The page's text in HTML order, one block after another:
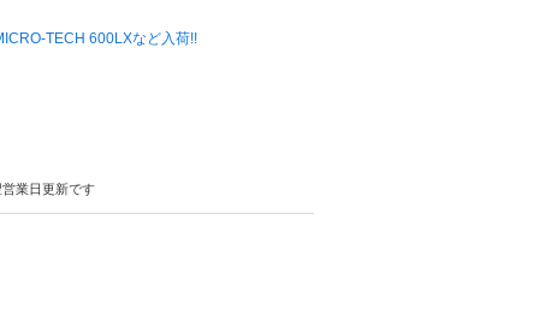
TECH 600LXなど入荷!!
業日更新です